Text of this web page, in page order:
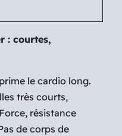
: courtes,
le cardio long.
très courts,
résistance
de corps de